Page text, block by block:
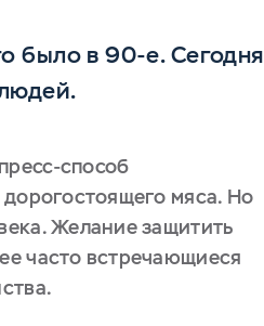
было в 90-е. Сегодня
способ
мяса. Но
Желание защитить
часто встречающиеся